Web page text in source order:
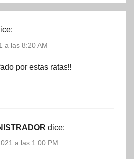
a las 8:20 AM
por estas ratas!!
dice:
a las 1:00 PM